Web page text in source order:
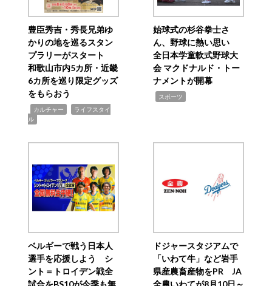
豊臣秀吉・秀長兄弟ゆ
かりの地を巡るスタン
プラリーがスタート
和歌山市内5カ所・近畿
6カ所を巡り限定グッズ
をもらおう
カルチャー
ライフスタイ
ル
始球式の杉谷拳士さ
ん、野球に熱い思い
全日本学童軟式野球大
会 マクドナルド・トー
ナメントが開幕
スポーツ
ベルギーで戦う日本人
選手を応援しよう シ
ント＝トロイデン戦全
ドジャースタジアムで
「いわて牛」など岩手
県産農畜産物をPR JA